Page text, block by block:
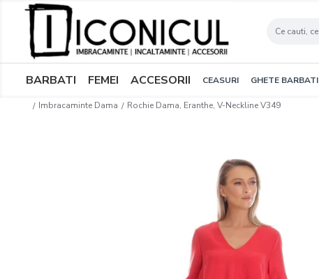
BARBATI FEMEI ACCESORII CEASURI GHETE BARBATI
Imbracaminte Dama Rochie Dama, Eranthe, V-Neckline V349